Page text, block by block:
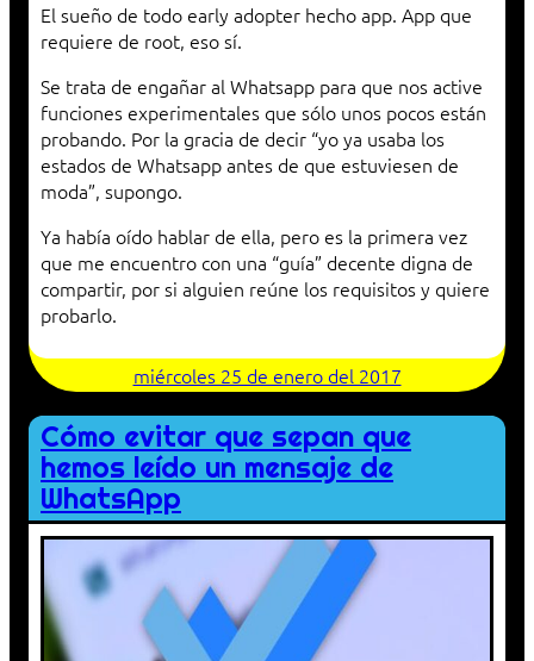
El sueño de todo early adopter hecho app. App que
requiere de root, eso sí.
Se trata de engañar al Whatsapp para que nos active
funciones experimentales que sólo unos pocos están
probando. Por la gracia de decir “yo ya usaba los
estados de Whatsapp antes de que estuviesen de
moda”, supongo.
Ya había oído hablar de ella, pero es la primera vez
que me encuentro con una “guía” decente digna de
compartir, por si alguien reúne los requisitos y quiere
probarlo.
miércoles 25 de enero del 2017
Cómo evitar que sepan que
hemos leído un mensaje de
WhatsApp